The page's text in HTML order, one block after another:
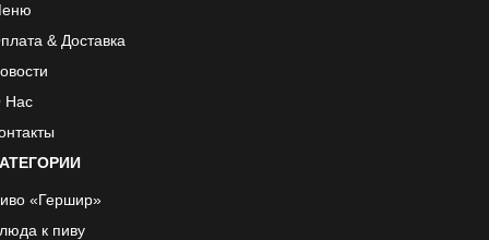
& Доставка
Нас
«Гершир»
к пиву